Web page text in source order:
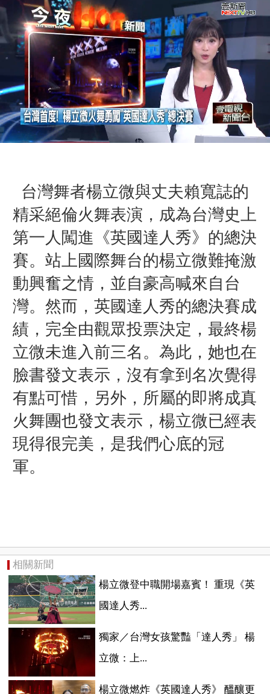
台灣舞者楊立微與丈夫賴寬誌的
精采絕倫火舞表演， 成為台灣史上
第一人 闖進 《英國達人秀》的總決
賽。 站上國際舞台的楊立微難掩激
動興奮之情，並自豪高喊來自台
灣。然而 ， 英國達人秀的總決賽成
績，完全由觀眾投票決定， 最終楊
立微未進入前三名。為此， 她也在
臉書發文表示， 沒有拿到名次覺得
有點可惜，另外， 所屬的即將成真
火舞團也發文表示， 楊立微已經表
現得很完美，是我們心底的冠
軍。
相關新聞
楊立微登中職開場嘉賓！ 重現《英
國達人秀...
獨家／台灣女孩驚豔「達人秀」 楊
立微：上...
楊立微燃炸《英國達人秀》 醞釀更